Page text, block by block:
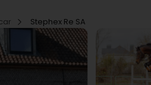
Stephex Re SA